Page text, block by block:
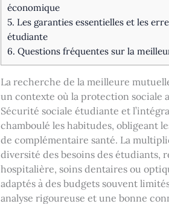
économique
5. Les garanties essentielles et les
étudiante
6. Questions fréquentes sur la
La recherche de la meilleure
un contexte où la protection sociale
Sécurité sociale étudiante et
chamboulé les habitudes, obligeant
de complémentaire santé. La
diversité des besoins des
hospitalière, soins dentaires ou
adaptés à des budgets souvent
analyse rigoureuse et une bonne